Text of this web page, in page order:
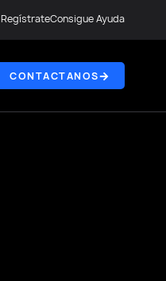
RegístrateConsigue Ayuda
CONTACTANOS